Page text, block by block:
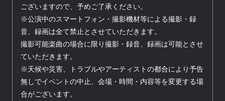
ございますので、予めご了承ください。
※公演中のスマートフォン・撮影機材等による撮影・録
音、録画は全て禁止とさせていただきます。
撮影可能楽曲の場合に限り撮影・録音、録画は可能とさせ
ていただきます。
※天候や災害、トラブルやアーティストの都合により予告
無しでイベントの中止、会場・時間・内容等を変更する場
合がございます。